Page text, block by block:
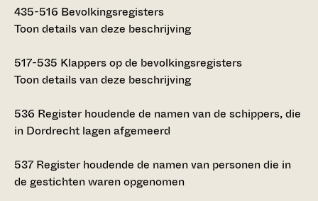
435-516 Bevolkingsregisters
Toon details van deze beschrijving
517-535 Klappers op de bevolkingsregisters
Toon details van deze beschrijving
536 Register houdende de namen van de schippers, die
in Dordrecht lagen afgemeerd
537 Register houdende de namen van personen die in
de gestichten waren opgenomen